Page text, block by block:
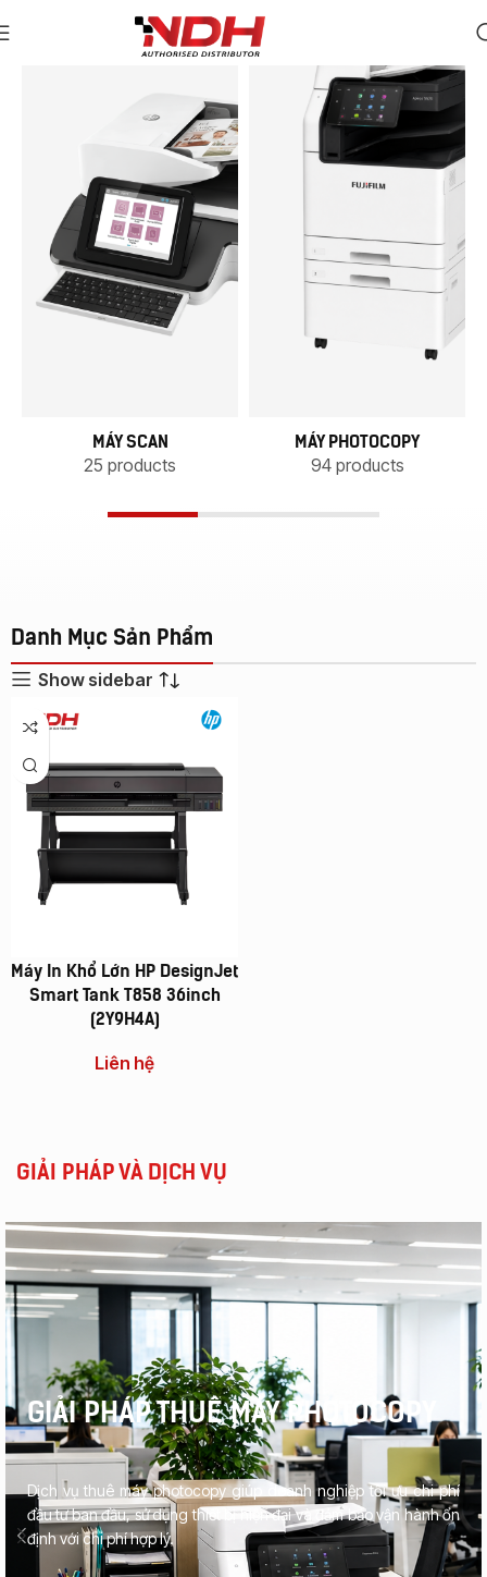
MÁY SCAN
25 products
MÁY PHOTOCOPY
94 products
Danh Mục Sản Phẩm
Show sidebar
Máy In Khổ Lớn HP DesignJet
Smart Tank T858 36inch
(2Y9H4A)
Liên hệ
GIẢI PHÁP VÀ DỊCH VỤ
GIẢI PHÁP THUÊ MÁY PHOTOCOPY
Dịch vụ thuê máy photocopy giúp doanh nghiệp tối ưu chi phí
đầu tư ban đầu, sử dụng thiết bị hiện đại và đảm bảo vận hành ổn
định với chi phí hợp lý.